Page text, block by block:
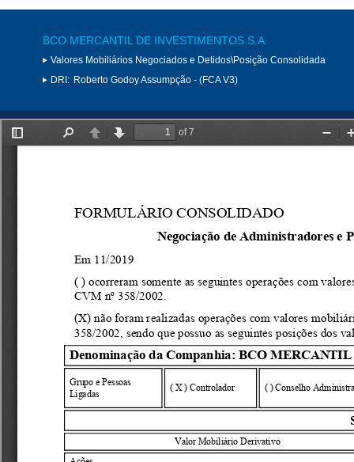
BCO MERCANTIL DE INVESTIMENTOS S.A.
Valores Mobiliários Negociados e Detidos\Posição Consolidada
DRI: Roberto Godoy Assumpção - (FCA V3)